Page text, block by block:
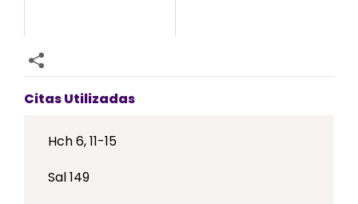
Citas Utilizadas
Hch 6, 11-15
Sal 149